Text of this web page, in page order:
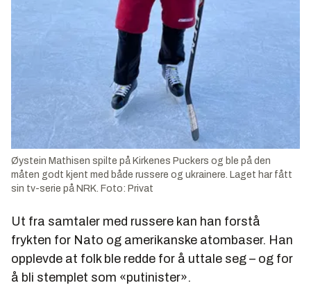
Øystein Mathisen spilte på Kirkenes Puckers og ble på den
måten godt kjent med både russere og ukrainere. Laget har fått
sin tv-serie på NRK. Foto: Privat
Ut fra samtaler med russere kan han forstå
frykten for Nato og amerikanske atombaser. Han
opplevde at folk ble redde for å uttale seg – og for
å bli stemplet som «putinister».